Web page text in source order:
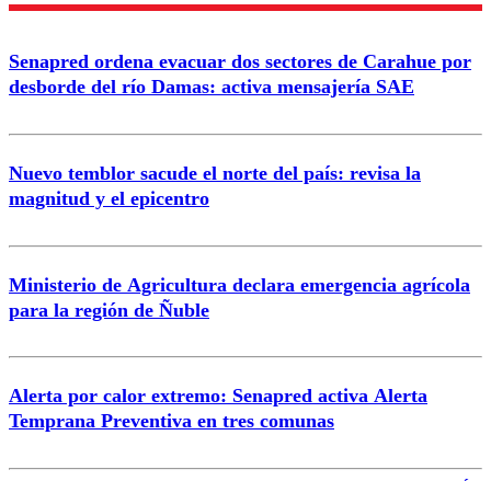
Correo
Senapred ordena evacuar dos sectores de Carahue por
desborde del río Damas: activa mensajería SAE
Nuevo temblor sacude el norte del país: revisa la
magnitud y el epicentro
Ministerio de Agricultura declara emergencia agrícola
para la región de Ñuble
Alerta por calor extremo: Senapred activa Alerta
Temprana Preventiva en tres comunas